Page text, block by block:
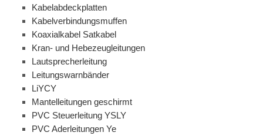
Kabelabdeckplatten
Kabelverbindungsmuffen
Koaxialkabel Satkabel
Kran- und Hebezeugleitungen
Lautsprecherleitung
Leitungswarnbänder
LiYCY
Mantelleitungen geschirmt
PVC Steuerleitung YSLY
PVC Aderleitungen Ye